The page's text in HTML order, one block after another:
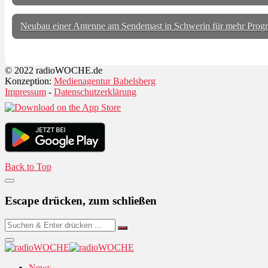
Neubau einer Antenne am Sendemast in Schwerin für mehr
© 2022 radioWOCHE.de
Konzeption: Medienagentur Babelsberg
Impressum - Datenschutzerklärung
Back to Top
Escape drücken, zum schließen